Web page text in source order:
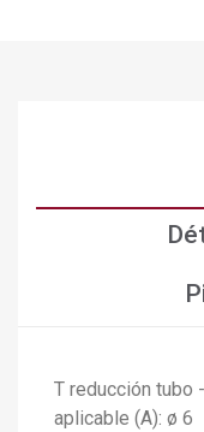
Créer
Connexion
T reducción tubo
aplicable (A): ø 6